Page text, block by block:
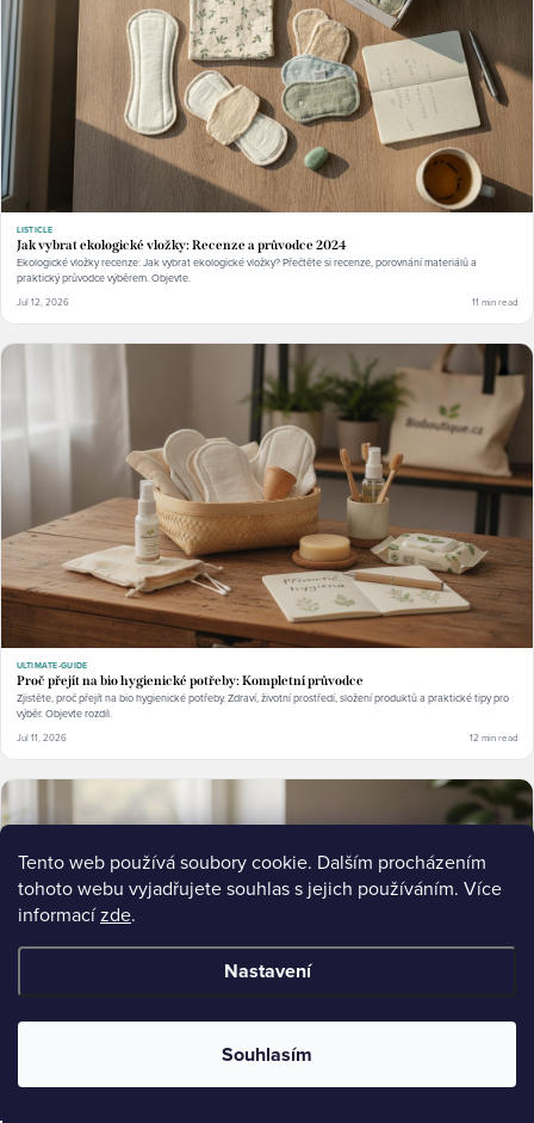
Tento web používá soubory cookie. Dalším procházením
tohoto webu vyjadřujete souhlas s jejich používáním. Více
informacízde.
Nastavení
Souhlasím
LISTICLE
Jak vybrat ekologické vložky: Recenze a průvodce 2024
Ekologické vložky recenze: Jak vybrat ekologické vložky? Přečtěte si recenze, porovnání materiálů a
praktický průvodce výběrem. Objevte.
Jul 12, 2026 11 min read
ULTIMATE-GUIDE
Proč přejít na bio hygienické potřeby: Kompletní průvodce
Zjistěte, proč přejít na bio hygienické potřeby. Zdraví, životní prostředí, složení produktů a praktické tipy pro
výběr. Objevte rozdíl.
Jul 11, 2026 12 min read